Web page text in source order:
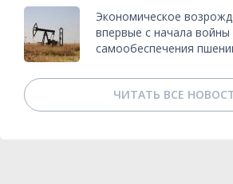
Экономическое
впервые с начала войны
самообеспечения
ЧИТАТЬ ВСЕ